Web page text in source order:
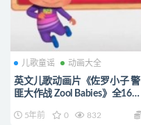
儿歌童谣 动画大全
英文儿歌动画片《佐罗小子 警
匪大作战 Zool Babies》全16集
片佐罗小子下载
5年前 0 832